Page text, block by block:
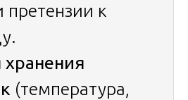
претензии к
хранения
(температура,